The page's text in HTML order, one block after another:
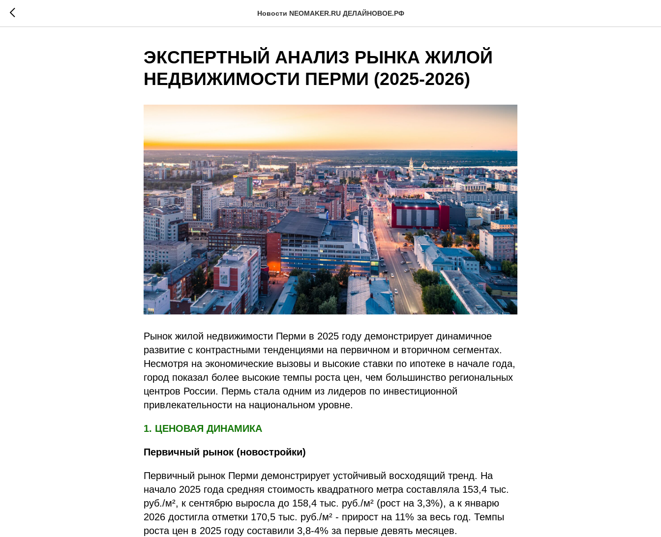
Новости NEOMAKER.RU ДЕЛАЙНОВОЕ.РФ
ЭКСПЕРТНЫЙ АНАЛИЗ РЫНКА ЖИЛОЙ
НЕДВИЖИМОСТИ ПЕРМИ (2025-2026)
Рынок жилой недвижимости Перми в 2025 году демонстрирует динамичное
развитие с контрастными тенденциями на первичном и вторичном сегментах.
Несмотря на экономические вызовы и высокие ставки по ипотеке в начале года,
город показал более высокие темпы роста цен, чем большинство региональных
центров России. Пермь стала одним из лидеров по инвестиционной
привлекательности на национальном уровне.
1. ЦЕНОВАЯ ДИНАМИКА
Первичный рынок (новостройки)
Первичный рынок Перми демонстрирует устойчивый восходящий тренд. На
начало 2025 года средняя стоимость квадратного метра составляла 153,4 тыс.
руб./м², к сентябрю выросла до 158,4 тыс. руб./м² (рост на 3,3%), а к январю
2026 достигла отметки 170,5 тыс. руб./м² - прирост на 11% за весь год. Темпы
роста цен в 2025 году составили 3,8-4% за первые девять месяцев.